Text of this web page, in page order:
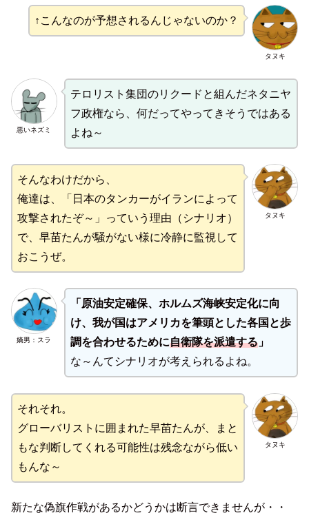
タヌキ
↑こんなのが予想されるんじゃないのか？
悪いネズミ
テロリスト集団のリクードと組んだネタニヤ
フ政権なら、何だってやってきそうではある
よね～
タヌキ
そんなわけだから、
俺達は、「日本のタンカーがイランによって
攻撃されたぞ～」っていう理由（シナリオ）
で、早苗たんが騒がない様に冷静に監視して
おこうぜ。
嫡男：スラ
「原油安定確保、ホルムズ海峡安定化に向
け、我が国はアメリカを筆頭とした各国と歩
調を合わせるために自衛隊を派遣する」
な～んてシナリオが考えられるよね。
タヌキ
それそれ。
グローバリストに囲まれた早苗たんが、まと
もな判断してくれる可能性は残念ながら低い
もんな～
新たな偽旗作戦があるかどうかは断言できませんが・・